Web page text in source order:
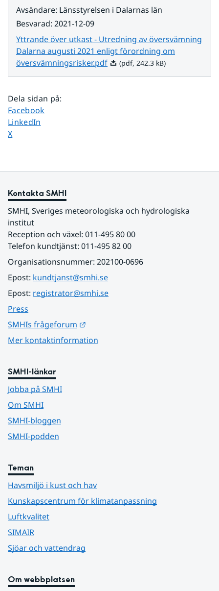
Avsändare: Länsstyrelsen i Dalarnas län
Besvarad: 2021-12-09
Yttrande över utkast - Utredning av översvämning
Dalarna augusti 2021 enligt förordning om
översvämningsrisker.pdfPdf, 242.3 kB.
(pdf, 242.3 kB)
Dela sidan på:
Dela sidan på
Facebook
Dela sidan på
LinkedIn
Dela sidan på
X
Kontakta SMHI
SMHI, Sveriges meteorologiska och hydrologiska
institut
Reception och växel: 011-495 80 00
Telefon kundtjänst: 011-495 82 00
Organisationsnummer: 202100-0696
Epost: kundtjanst@smhi.se
Epost: registrator@smhi.se
Press
SMHIs frågeforum
Mer kontaktinformation
SMHI-länkar
Jobba på SMHI
Om SMHI
SMHI-bloggen
SMHI-podden
Teman
Havsmiljö i kust och hav
Kunskapscentrum för klimatanpassning
Luftkvalitet
SIMAIR
Sjöar och vattendrag
Om webbplatsen